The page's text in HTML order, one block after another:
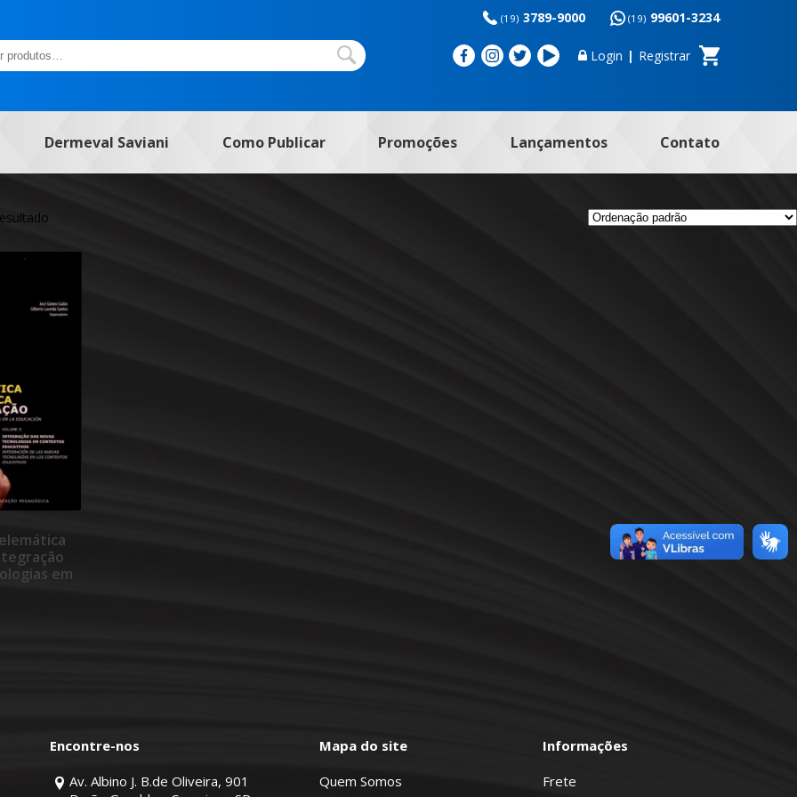
(19) 3789-9000 (19) 99601-3234
Login | Registrar
Dermeval Saviani Como Publicar Promoções Lançamentos Contato
em
–
Encontre-nos
Av. Albino J. B.de Oliveira, 901
Mapa do site
Quem Somos
Informações
Frete